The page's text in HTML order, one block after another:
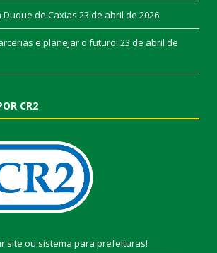
Duque de Caxias 23 de abril de 2026
e planejar o futuro! 23 de abril de
CR2
site ou sistema para prefeituras!